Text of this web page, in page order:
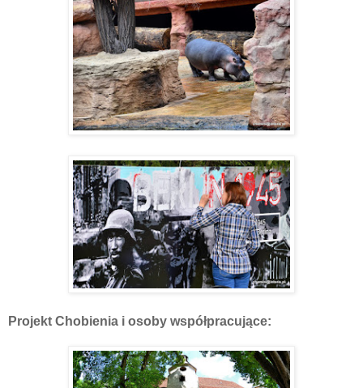
Projekt Chobienia i osoby współpracujące: